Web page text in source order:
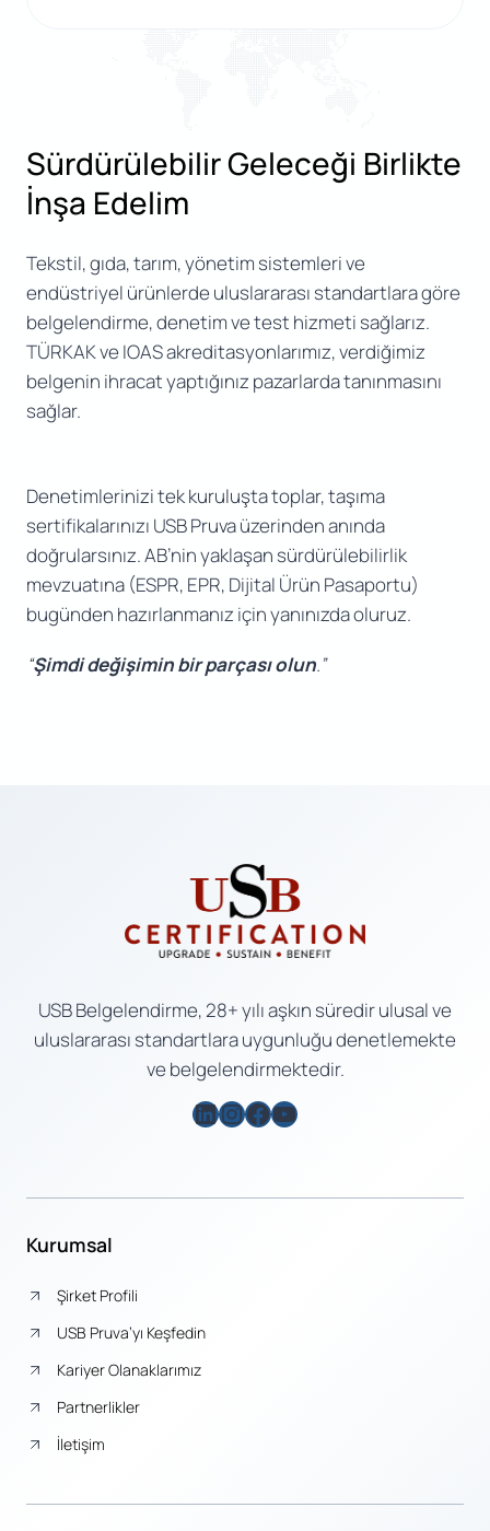
Sürdürülebilir Geleceği Birlikte
İnşa Edelim
Tekstil, gıda, tarım, yönetim sistemleri ve
endüstriyel ürünlerde uluslararası standartlara göre
belgelendirme, denetim ve test hizmeti sağlarız.
TÜRKAK ve IOAS akreditasyonlarımız, verdiğimiz
belgenin ihracat yaptığınız pazarlarda tanınmasını
sağlar.
Denetimlerinizi tek kuruluşta toplar, taşıma
sertifikalarınızı USB Pruva üzerinden anında
doğrularsınız. AB’nin yaklaşan sürdürülebilirlik
mevzuatına (ESPR, EPR, Dijital Ürün Pasaportu)
bugünden hazırlanmanız için yanınızda oluruz.
“Şimdi değişimin bir parçası olun.”
USB Belgelendirme, 28+ yılı aşkın süredir ulusal ve
uluslararası standartlara uygunluğu denetlemekte
ve belgelendirmektedir.
LinkedIn
Instagram
Facebook
YouTube
Kurumsal
Şirket Profili
USB Pruva’yı Keşfedin
Kariyer Olanaklarımız
Partnerlikler
İletişim